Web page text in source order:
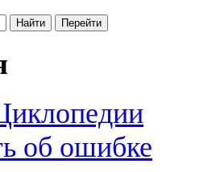
об ошибке